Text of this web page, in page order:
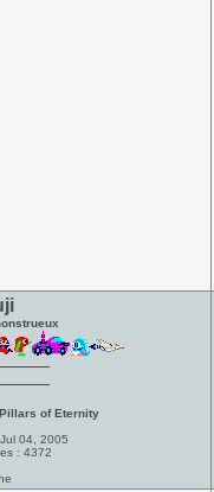
Pillars of Eternity
04, 2005
: 4372